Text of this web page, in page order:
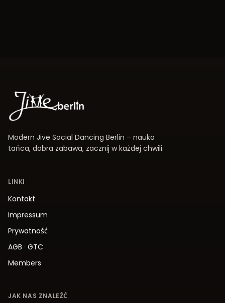
Modern Jive Social Dancing Berlin – nauka
tańca, dobra zabawa, zacznij w każdej chwili.
LINKI
Kontakt
Impressum
Prywatność
AGB · GTC
Members
JAK NAS ZNALEŹĆ